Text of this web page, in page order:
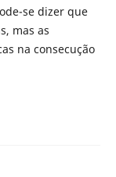
se dizer que
mas as
na consecução